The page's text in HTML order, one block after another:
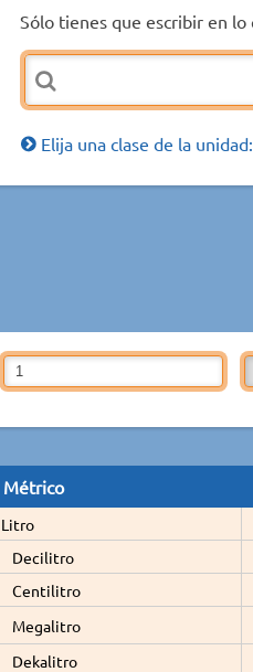
Sólo tienes que escribir en
Elija una clase de la unidad:
Métrico
Litro
Decilitro
Centilitro
Megalitro
Dekalitro